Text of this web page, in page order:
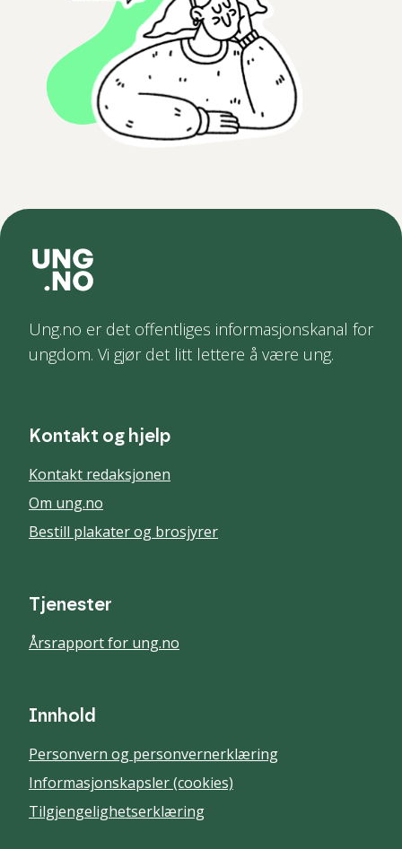
Ung.no er det offentliges informasjonskanal for
ungdom. Vi gjør det litt lettere å være ung.
Kontakt og hjelp
Kontakt redaksjonen
Om ung.no
Bestill plakater og brosjyrer
Tjenester
Årsrapport for ung.no
Innhold
Personvern og personvernerklæring
Informasjonskapsler (cookies)
Tilgjengelighetserklæring